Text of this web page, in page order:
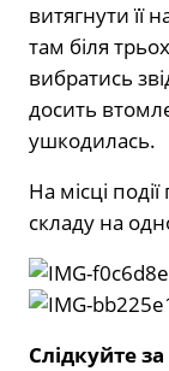
витягнути її
там біля
вибратись
досить
ушкодилась.
На місці
складу на
Слідкуйте